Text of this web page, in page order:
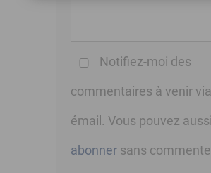
Notifiez-moi des
commentaires à venir via
émail. Vous pouvez aussi
abonner sans